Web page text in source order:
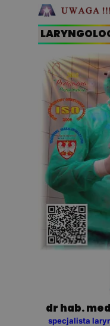
specjalista
dr hab.